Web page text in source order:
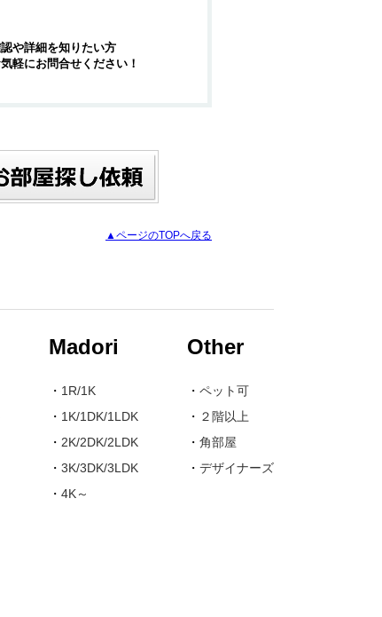
や詳細を知りたい方
軽にお問合せください！
▲ページのTOPへ戻る
Madori
・ 1R/1K
・ 1K/1DK/1LDK
・ 2K/2DK/2LDK
・ 3K/3DK/3LDK
・ 4K～
Other
・ ペット可
・ ２階以上
・ 角部屋
・ デザイナーズ